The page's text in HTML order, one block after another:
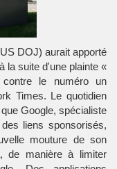
DOJ) aurait apporté
la suite d'une plainte «
contre le numéro un
Times. Le quotidien
Google, spécialiste
liens sponsorisés,
mouture de son
de manière à limiter